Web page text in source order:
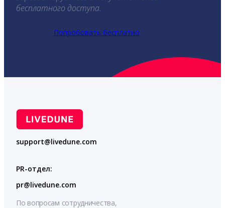
бесплатного доступа.
Попробовать бесплатно
support@livedune.com
PR-отдел:
pr@livedune.com
По вопросам сотрудничества,